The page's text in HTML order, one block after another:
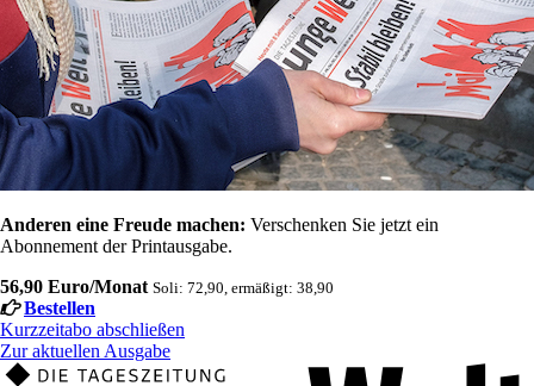
Anderen eine Freude machen: Verschenken Sie jetzt ein
Abonnement der Printausgabe.
56,90 Euro/Monat Soli: 72,90, ermäßigt: 38,90
Bestellen
Kurzzeitabo abschließen
Zur aktuellen Ausgabe